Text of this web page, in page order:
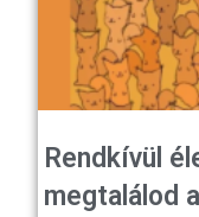
Rendkívül
megtalálod